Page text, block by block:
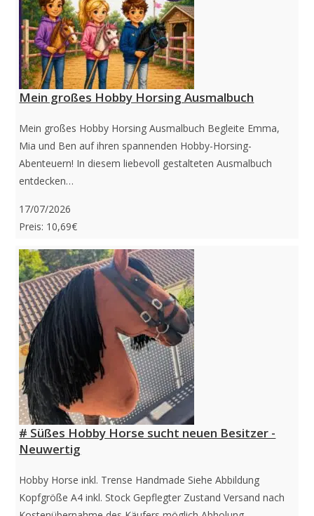
Mein großes Hobby Horsing Ausmalbuch
Mein großes Hobby Horsing Ausmalbuch Begleite Emma,
Mia und Ben auf ihren spannenden Hobby-Horsing-
Abenteuern! In diesem liebevoll gestalteten Ausmalbuch
entdecken…
17/07/2026
Preis: 10,69€
# Süßes Hobby Horse sucht neuen Besitzer -
Neuwertig
Hobby Horse inkl. Trense Handmade Siehe Abbildung
Kopfgröße A4 inkl. Stock Gepflegter Zustand Versand nach